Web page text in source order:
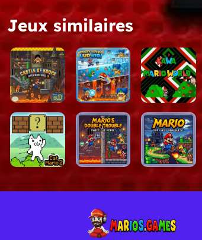
Trucs
Utilisez
Explorez
Prenez
Si vous
Catégories
Jeux similaires